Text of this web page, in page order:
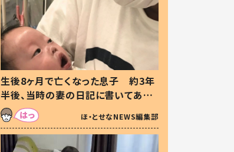
生後8ヶ月で亡くなった息子 約3年
半後、当時の妻の日記に書いてあっ
た本音とは
ほ・とせなNEWS編集部